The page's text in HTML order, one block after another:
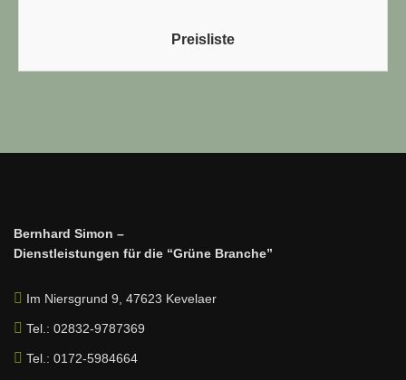
Preisliste
Bernhard Simon –
Dienstleistungen für die “Grüne Branche”
Im Niersgrund 9, 47623 Kevelaer
Tel.: 02832-9787369
Tel.: 0172-5984664